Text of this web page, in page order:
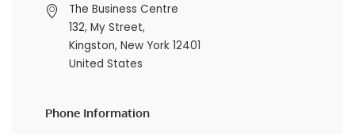
The Business Centre
132, My Street,
Kingston, New York 12401
United States
Phone Information